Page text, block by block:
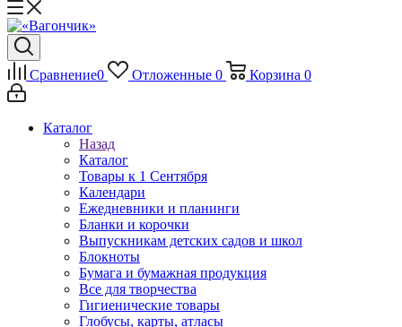
Сравнение0 Отложенные 0 Корзина 0
Каталог
Назад
Каталог
Товары к 1 Сентября
Календари
Ежедневники и планинги
Бланки и корочки
Выпускникам детских садов и школ
Блокноты
Бумага и бумажная продукция
Все для творчества
Гигиенические товары
Глобусы, карты, атласы